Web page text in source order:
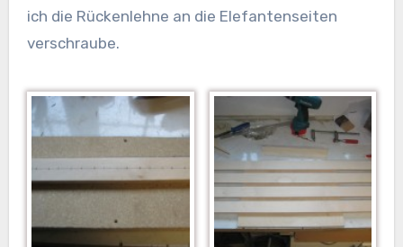
ich die Rückenlehne an die Elefantenseiten
verschraube.